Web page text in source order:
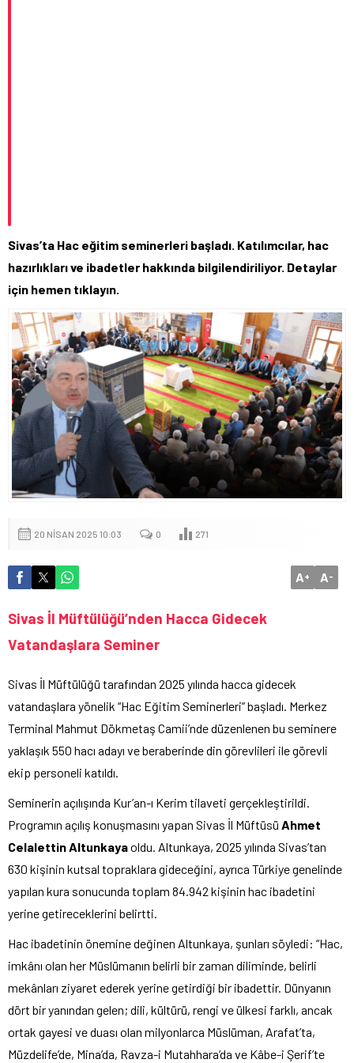
Sivas’ta Hac eğitim seminerleri başladı. Katılımcılar, hac
hazırlıkları ve ibadetler hakkında bilgilendiriliyor. Detaylar
için hemen tıklayın.
20 NISAN 2025 10:03 0 271
A+ A-
Sivas İl Müftülüğü’nden Hacca Gidecek
Vatandaşlara Seminer
Sivas İl Müftülüğü tarafından 2025 yılında hacca gidecek
vatandaşlara yönelik “Hac Eğitim Seminerleri” başladı. Merkez
Terminal Mahmut Dökmetaş Camii’nde düzenlenen bu seminere
yaklaşık 550 hacı adayı ve beraberinde din görevlileri ile görevli
ekip personeli katıldı.
Seminerin açılışında Kur’an-ı Kerim tilaveti gerçekleştirildi.
Programın açılış konuşmasını yapan Sivas İl Müftüsü Ahmet
Celalettin Altunkayaoldu. Altunkaya, 2025 yılında Sivas’tan
630 kişinin kutsal topraklara gideceğini, ayrıca Türkiye genelinde
yapılan kura sonucunda toplam 84.942 kişinin hac ibadetini
yerine getireceklerini belirtti.
Hac ibadetinin önemine değinen Altunkaya, şunları söyledi: “Hac,
imkânı olan her Müslümanın belirli bir zaman diliminde, belirli
mekânları ziyaret ederek yerine getirdiği bir ibadettir. Dünyanın
dört bir yanından gelen; dili, kültürü, rengi ve ülkesi farklı, ancak
ortak gayesi ve duası olan milyonlarca Müslüman, Arafat’ta,
Müzdelife’de, Mina’da, Ravza-i Mutahhara’da ve Kâbe-i Şerif’te